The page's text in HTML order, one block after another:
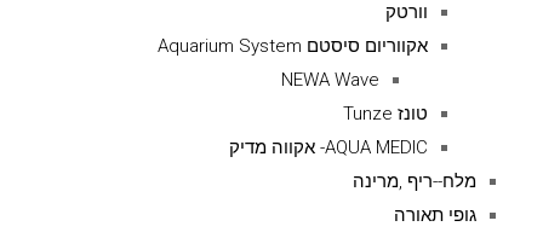
וורטק
אקווריום סיסטם Aquarium System
NEWA Wave
טונז Tunze
AQUA MEDIC- אקווה מדיק
מלח--ריף ,מרינה
גופי תאורה